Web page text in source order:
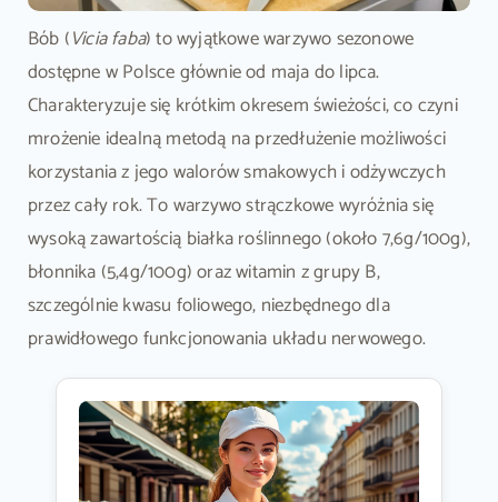
Bób (Vicia faba) to wyjątkowe warzywo sezonowe
dostępne w Polsce głównie od maja do lipca.
Charakteryzuje się krótkim okresem świeżości, co czyni
mrożenie idealną metodą na przedłużenie możliwości
korzystania z jego walorów smakowych i odżywczych
przez cały rok. To warzywo strączkowe wyróżnia się
wysoką zawartością białka roślinnego (około 7,6g/100g),
błonnika (5,4g/100g) oraz witamin z grupy B,
szczególnie kwasu foliowego, niezbędnego dla
prawidłowego funkcjonowania układu nerwowego.